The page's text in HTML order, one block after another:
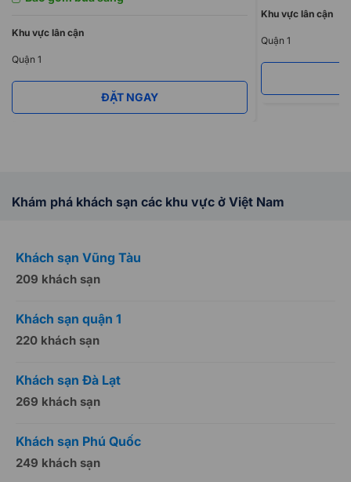
được tư vấn cụ thể.
Khu vực lân cận
Quận 1
ĐẶT NGAY
Khu vực lân cận
Quận 1
Khám phá khách sạn các khu vực ở Việt Nam
Khách sạn Vũng Tàu
209 khách sạn
Khách sạn quận 1
220 khách sạn
Khách sạn Đà Lạt
269 khách sạn
Khách sạn Phú Quốc
249 khách sạn